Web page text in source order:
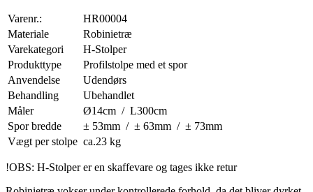
Varenr.:
HR00004
Materiale
Robinietræ
Varekategori
H-Stolper
Produkttype
Profilstolpe med et spor
Anvendelse
Udendørs
Behandling
Ubehandlet
Måler
Ø14cm / L300cm
Spor bredde
± 53mm / ± 63mm / ± 73mm
Vægt per stolpe ca.23 kg
!OBS: H-Stolper er en skaffevare og tages ikke retur